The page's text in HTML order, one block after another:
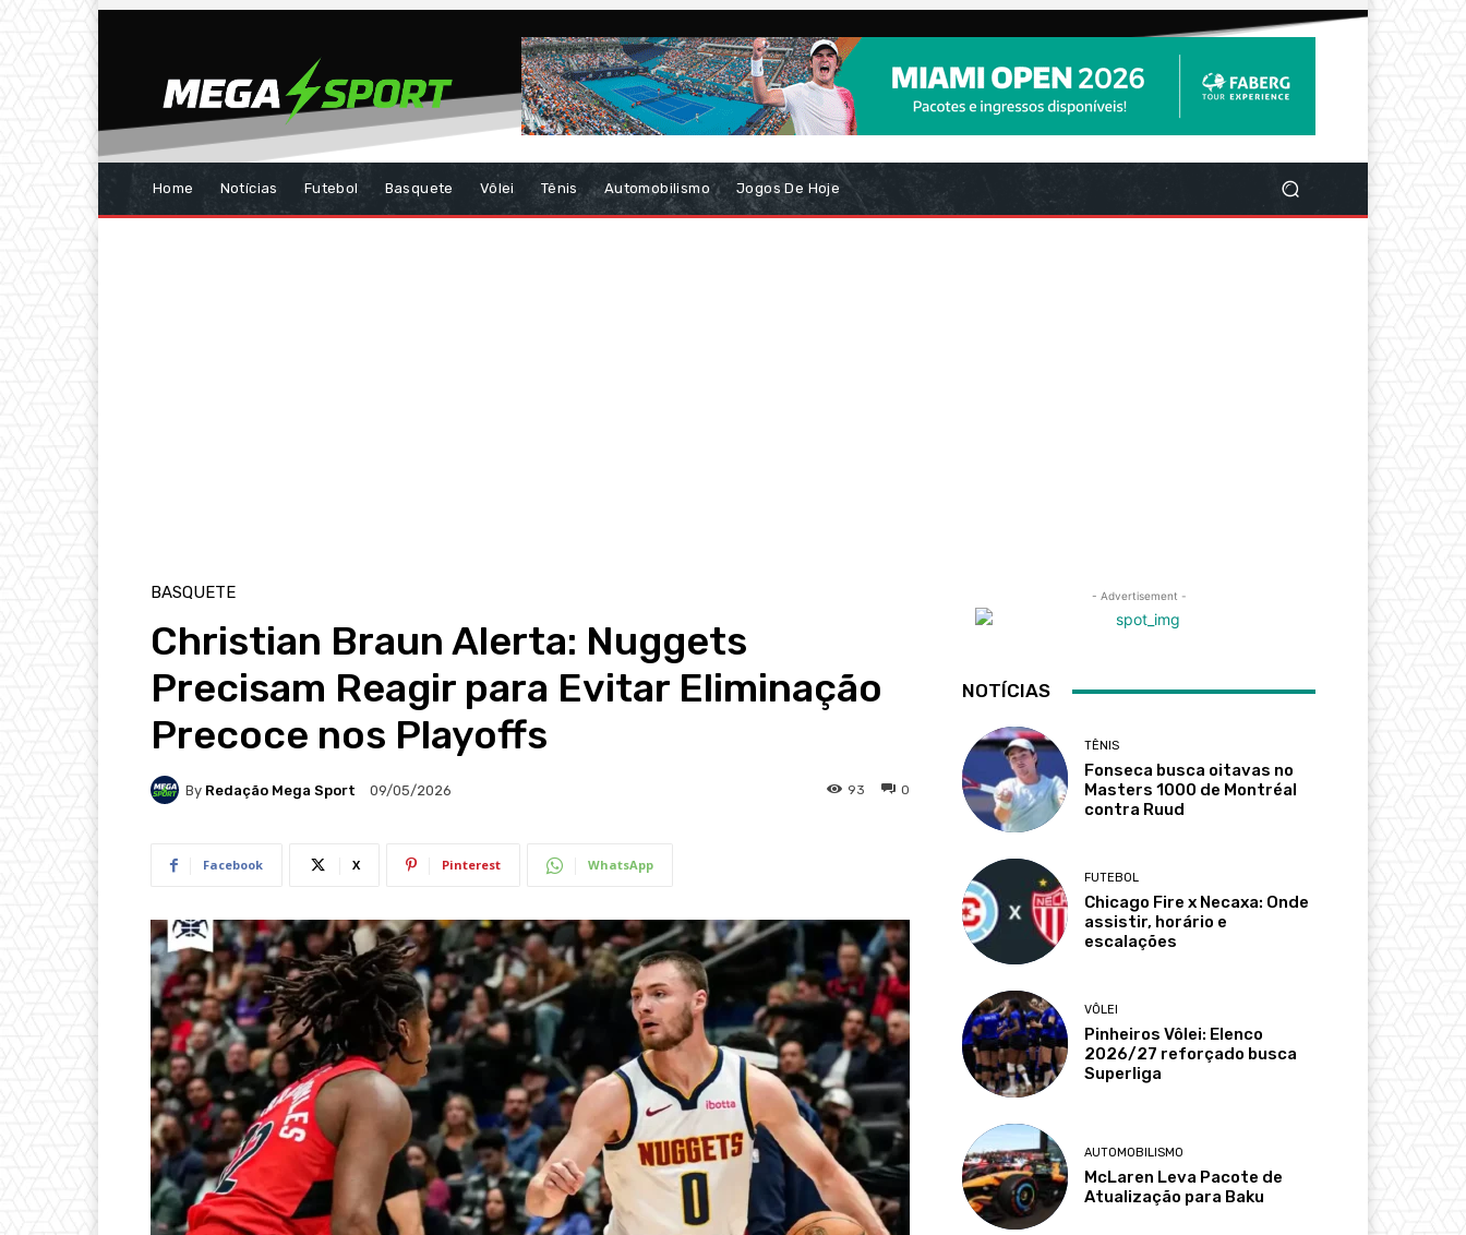
Home Notícias Futebol Basquete Vôlei Tênis Automobilismo Jogos De Hoje
BASQUETE
Christian Braun Alerta: Nuggets
Precisam Reagir para Evitar Eliminação
Precoce nos Playoffs
By Redação Mega Sport 09/05/2026 0
93
Facebook X Pinterest WhatsApp
- Advertisement -
NOTÍCIAS
TÊNIS
Fonseca busca oitavas no
Masters 1000 de Montréal
contra Ruud
FUTEBOL
Chicago Fire x Necaxa: Onde
assistir, horário e
escalações
VÔLEI
Pinheiros Vôlei: Elenco
2026/27 reforçado busca
Superliga
AUTOMOBILISMO
McLaren Leva Pacote de
Atualização para Baku